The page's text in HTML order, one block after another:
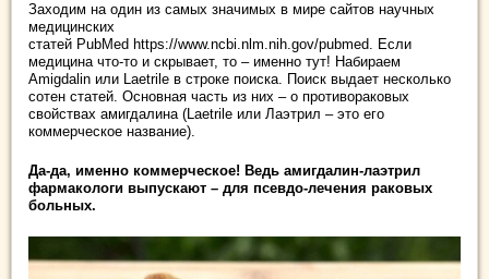
Заходим на один из самых значимых в мире сайтов научных
медицинских
статей PubMed https://www.ncbi.nlm.nih.gov/pubmed. Если
медицина что-то и скрывает, то – именно тут! Набираем
Amigdalin или Laetrile в строке поиска. Поиск выдает несколько
сотен статей. Основная часть из них – о противораковых
свойствах амигдалина (Laetrile или Лаэтрил – это его
коммерческое название).
Да-да, именно коммерческое! Ведь амигдалин-лаэтрил
фармакологи выпускают – для псевдо-лечения раковых
больных.